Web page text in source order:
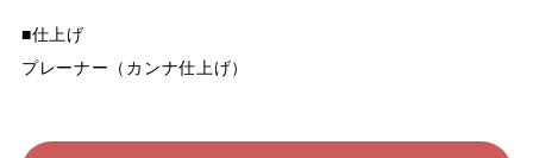
■仕上げ
プレーナー（カンナ仕上げ）